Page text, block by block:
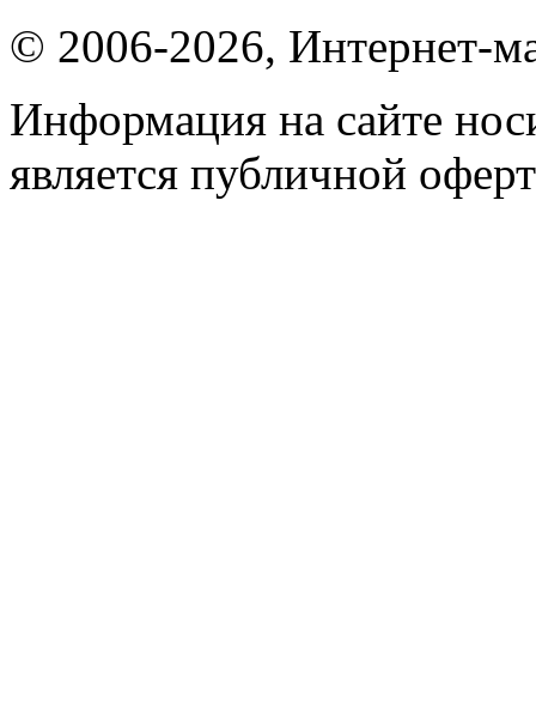
© 2006-2026, Интернет-
Информация на сайте
является публичной